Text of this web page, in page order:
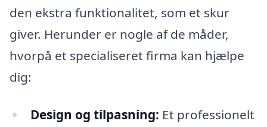
den ekstra funktionalitet, som et skur
giver. Herunder er nogle af de måder,
hvorpå et specialiseret firma kan hjælpe
dig:
Design og tilpasning: Et professionelt